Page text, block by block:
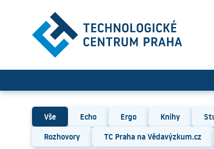
Publikace
Vše Echo Ergo Knihy
Rozhovory
TC Praha na Vědavýzkum.cz